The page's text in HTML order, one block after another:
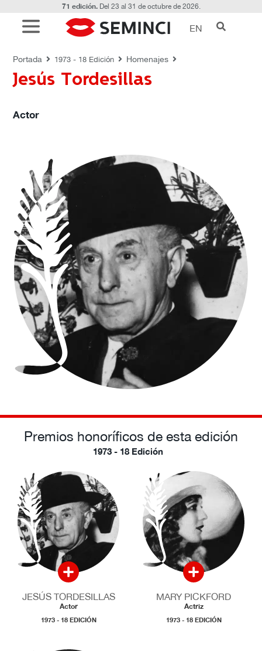
71 edición.Del 23 al 31 de octubre de 2026.
EN
Portada 1973 - 18 Edición Homenajes
Jesús Tordesillas
Actor
HOMENAJES
Premios honoríficos de esta edición
1973 - 18 Edición
JESÚS TORDESILLAS
Actor
1973 - 18 EDICIÓN
MARY PICKFORD
Actriz
1973 - 18 EDICIÓN